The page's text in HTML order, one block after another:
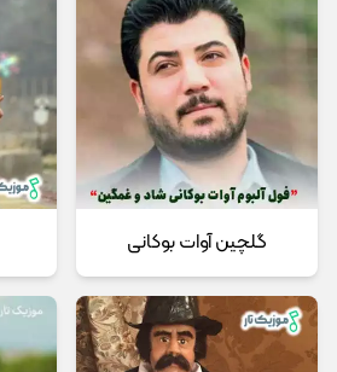
گلچین آوات بوکانی